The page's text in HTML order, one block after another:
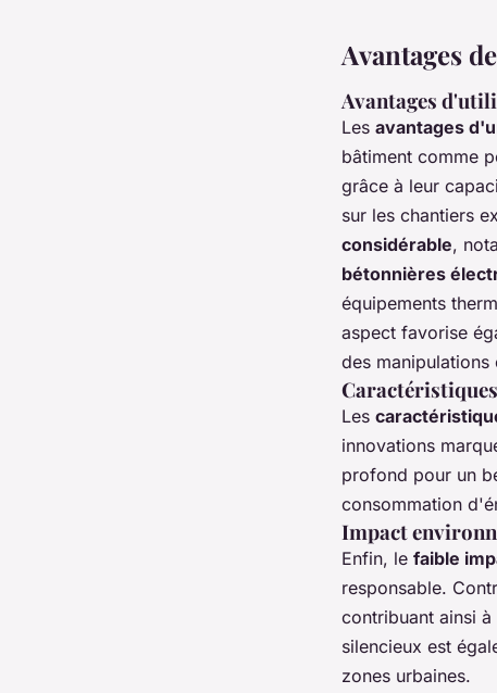
Avantages
Avantages
Les avantages
bâtiment comme
grâce à leur
sur les chantiers
considérable,
bétonnières
équipements
aspect favorise
des manipulations
Les
innovations
profond pour un
consommation
Impact
Enfin, le faible
responsable.
contribuant ainsi
silencieux est
zones urbaines.